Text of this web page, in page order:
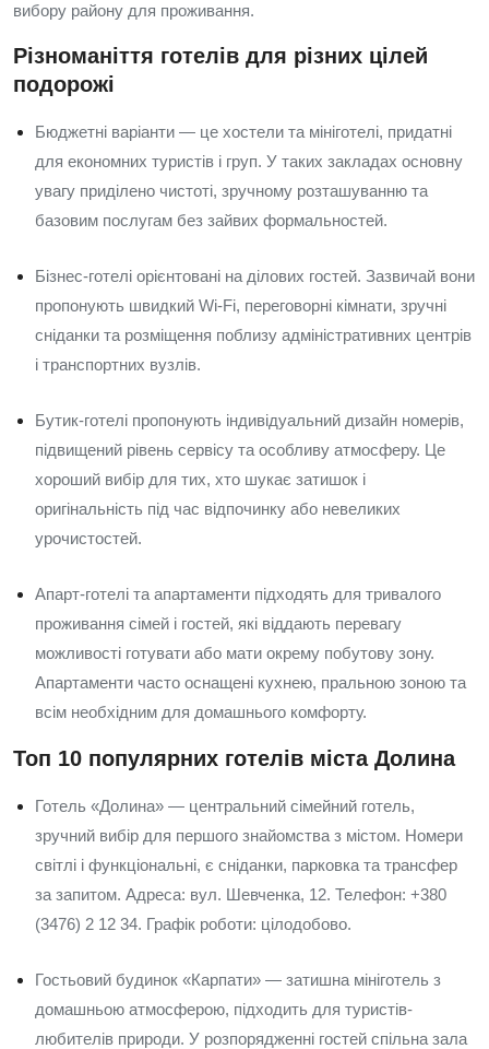
вибору району для проживання.
Різноманіття готелів для різних цілей
подорожі
Бюджетні варіанти — це хостели та мініготелі, придатні
для економних туристів і груп. У таких закладах основну
увагу приділено чистоті, зручному розташуванню та
базовим послугам без зайвих формальностей.
Бізнес-готелі орієнтовані на ділових гостей. Зазвичай вони
пропонують швидкий Wi‑Fi, переговорні кімнати, зручні
сніданки та розміщення поблизу адміністративних центрів
і транспортних вузлів.
Бутик-готелі пропонують індивідуальний дизайн номерів,
підвищений рівень сервісу та особливу атмосферу. Це
хороший вибір для тих, хто шукає затишок і
оригінальність під час відпочинку або невеликих
урочистостей.
Апарт-готелі та апартаменти підходять для тривалого
проживання сімей і гостей, які віддають перевагу
можливості готувати або мати окрему побутову зону.
Апартаменти часто оснащені кухнею, пральною зоною та
всім необхідним для домашнього комфорту.
Топ 10 популярних готелів міста Долина
Готель «Долина» — центральний сімейний готель,
зручний вибір для першого знайомства з містом. Номери
світлі і функціональні, є сніданки, парковка та трансфер
за запитом. Адреса: вул. Шевченка, 12. Телефон: +380
(3476) 2 12 34. Графік роботи: цілодобово.
Гостьовий будинок «Карпати» — затишна мініготель з
домашньою атмосферою, підходить для туристів-
любителів природи. У розпорядженні гостей спільна зала